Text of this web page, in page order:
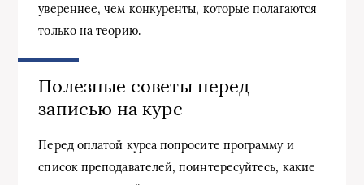
увереннее, чем конкуренты, которые полагаются
только на теорию.
Полезные советы перед
записью на курс
Перед оплатой курса попросите программу и
список преподавателей, поинтересуйтесь, какие